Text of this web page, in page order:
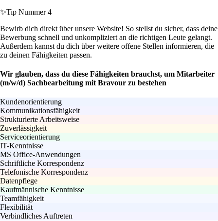
✨Tip Nummer 4
Bewirb dich direkt über unsere Website! So stellst du sicher, dass deine
Bewerbung schnell und unkompliziert an die richtigen Leute gelangt.
Außerdem kannst du dich über weitere offene Stellen informieren, die
zu deinen Fähigkeiten passen.
Wir glauben, dass du diese Fähigkeiten brauchst, um Mitarbeiter
(m/w/d) Sachbearbeitung mit Bravour zu bestehen
Kundenorientierung
Kommunikationsfähigkeit
Strukturierte Arbeitsweise
Zuverlässigkeit
Serviceorientierung
IT-Kenntnisse
MS Office-Anwendungen
Schriftliche Korrespondenz
Telefonische Korrespondenz
Datenpflege
Kaufmännische Kenntnisse
Teamfähigkeit
Flexibilität
Verbindliches Auftreten